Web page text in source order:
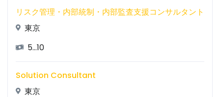
リスク管理・内部統制・内部監査支援コンサルタント
東京
5...10
Solution Consultant
東京